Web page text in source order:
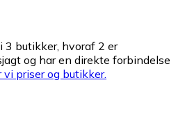
3 butikker, hvoraf 2 er
og har en direkte forbindelse
vi priser og butikker.